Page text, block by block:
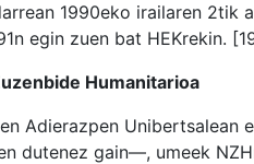
1990eko irailaren 2tik
egin zuen bat HEKrekin.
Humanitarioa
Adierazpen
dutenez gain—, umeek